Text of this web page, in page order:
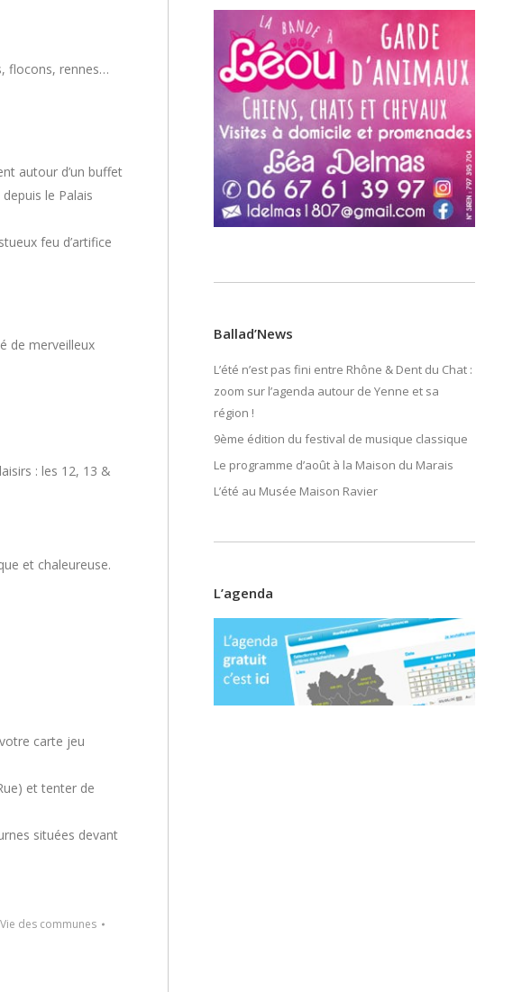
flocons, rennes…
autour d’un buffet
le Palais
feu d’artifice
de merveilleux
: les 12, 13 &
et chaleureuse.
carte jeu
et tenter de
situées devant
Vie des communes
Ballad’News
L’été n’est pas fini entre Rhône & Dent du Chat :
zoom sur l’agenda autour de Yenne et sa
région !
9ème édition du festival de musique classique
Le programme d’août à la Maison du Marais
L’été au Musée Maison Ravier
L’agenda